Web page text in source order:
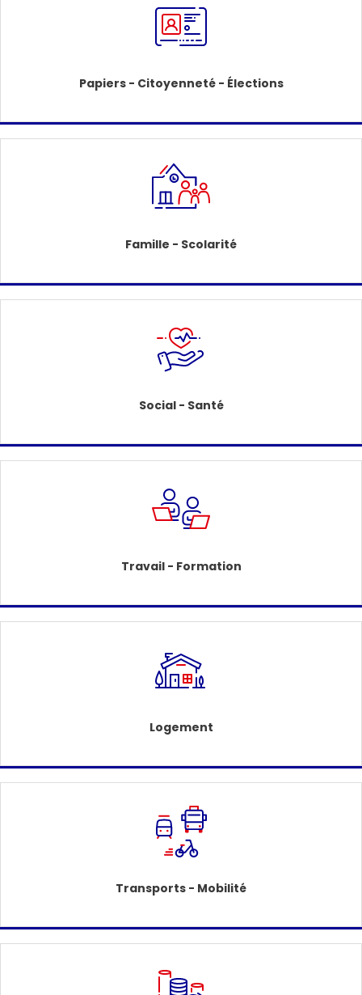
Papiers - Citoyenneté - Élections
Famille - Scolarité
Social - Santé
Travail - Formation
Logement
Transports - Mobilité